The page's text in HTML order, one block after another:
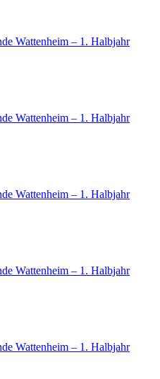
Wattenheim – 1. Halbjahr
Wattenheim – 1. Halbjahr
Wattenheim – 1. Halbjahr
Wattenheim – 1. Halbjahr
Wattenheim – 1. Halbjahr